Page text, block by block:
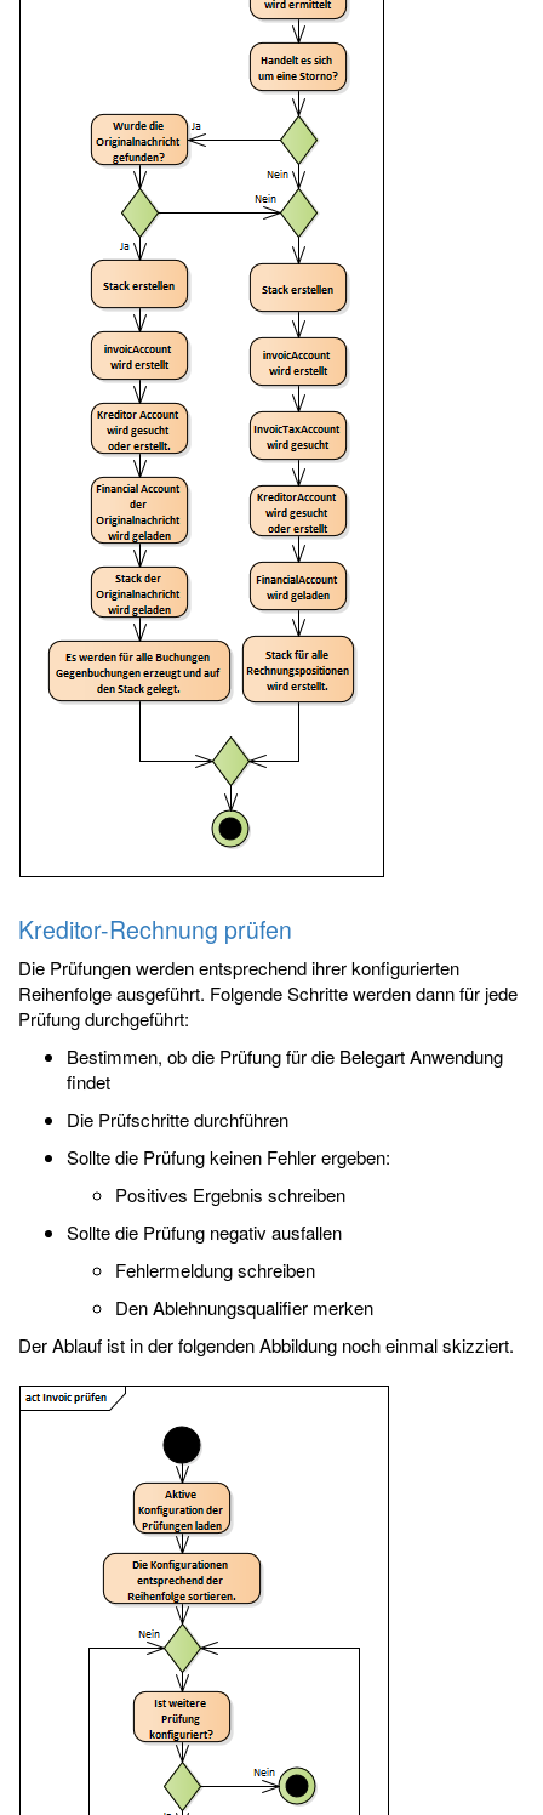
Kreditor-Rechnung prüfen
Die Prüfungen werden entsprechend ihrer konfigurierten
Reihenfolge ausgeführt. Folgende Schritte werden dann für jede
Prüfung durchgeführt:
Bestimmen, ob die Prüfung für die Belegart Anwendung
findet
Die Prüfschritte durchführen
Sollte die Prüfung keinen Fehler ergeben:
Positives Ergebnis schreiben
Sollte die Prüfung negativ ausfallen
Fehlermeldung schreiben
Den Ablehnungsqualifier merken
Der Ablauf ist in der folgenden Abbildung noch einmal skizziert.